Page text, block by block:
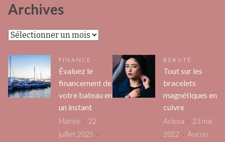
Archives
Archives
FINANCE
Évaluez le
financement de
votre bateau en
un instant
Marise
22
juillet 2025
BEAUTÉ
Tout sur les
bracelets
magnétiques en
cuivre
Arisoa
23 mai
2022
Aucun